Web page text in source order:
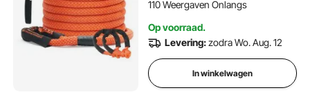
Tractor
110 Weergaven Onlangs
Op voorraad.
Levering:zodra Wo. Aug. 12
In winkelwagen